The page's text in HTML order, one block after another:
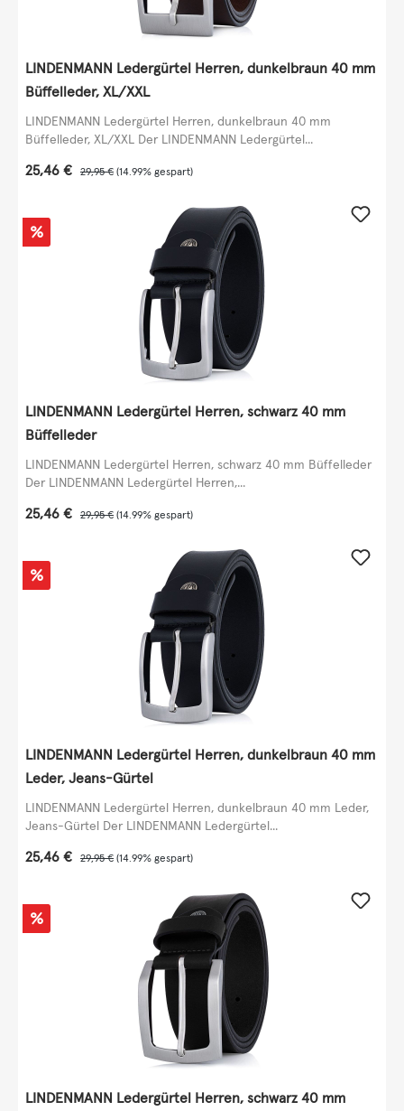
LINDENMANN Ledergürtel Herren, dunkelbraun 40 mm
Büffelleder, XL/XXL
LINDENMANN Ledergürtel Herren, dunkelbraun 40 mm
Büffelleder, XL/XXL Der LINDENMANN Ledergürtel...
Verkaufspreis:
25,46 € Regulärer Preis:
29,95 € (14.99% gespart)
Rabatt
%
LINDENMANN Ledergürtel Herren, schwarz 40 mm
Büffelleder
LINDENMANN Ledergürtel Herren, schwarz 40 mm Büffelleder
Der LINDENMANN Ledergürtel Herren,...
Verkaufspreis:
25,46 € Regulärer Preis:
29,95 € (14.99% gespart)
Rabatt
%
LINDENMANN Ledergürtel Herren, dunkelbraun 40 mm
Leder, Jeans-Gürtel
LINDENMANN Ledergürtel Herren, dunkelbraun 40 mm Leder,
Jeans-Gürtel Der LINDENMANN Ledergürtel...
Verkaufspreis:
25,46 € Regulärer Preis:
29,95 € (14.99% gespart)
Rabatt
%
LINDENMANN Ledergürtel Herren, schwarz 40 mm